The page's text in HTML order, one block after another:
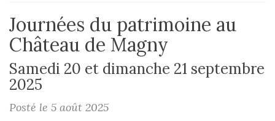
Journées du patrimoine au
Château de Magny
Samedi 20 et dimanche 21 septembre
2025
Posté le 5 août 2025